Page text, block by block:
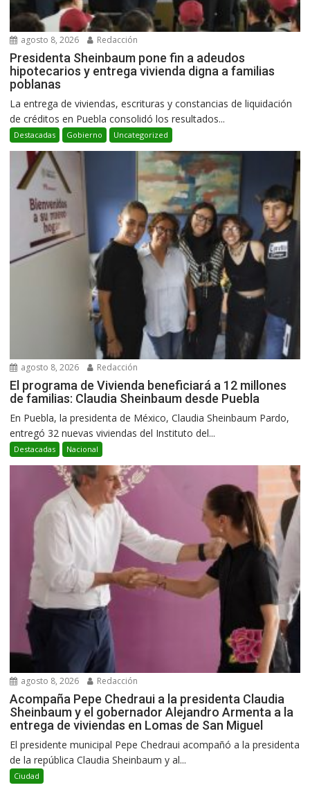
agosto 8, 2026 Redacción
Presidenta Sheinbaum pone fin a adeudos
hipotecarios y entrega vivienda digna a familias
poblanas
La entrega de viviendas, escrituras y constancias de liquidación
de créditos en Puebla consolidó los resultados...
Destacadas Gobierno Uncategorized
agosto 8, 2026 Redacción
El programa de Vivienda beneficiará a 12 millones
de familias: Claudia Sheinbaum desde Puebla
En Puebla, la presidenta de México, Claudia Sheinbaum Pardo,
entregó 32 nuevas viviendas del Instituto del...
Destacadas Nacional
agosto 8, 2026 Redacción
Acompaña Pepe Chedraui a la presidenta Claudia
Sheinbaum y el gobernador Alejandro Armenta a la
entrega de viviendas en Lomas de San Miguel
El presidente municipal Pepe Chedraui acompañó a la presidenta
de la república Claudia Sheinbaum y al...
Ciudad